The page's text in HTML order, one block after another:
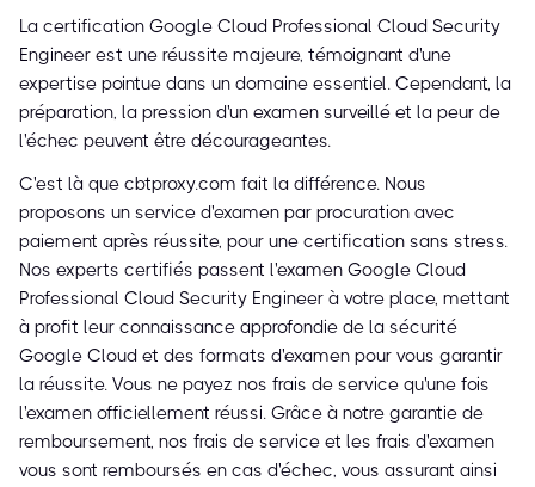
La certification Google Cloud Professional Cloud Security
Engineer est une réussite majeure, témoignant d'une
expertise pointue dans un domaine essentiel. Cependant, la
préparation, la pression d'un examen surveillé et la peur de
l'échec peuvent être décourageantes.
C'est là que cbtproxy.com fait la différence. Nous
proposons un service d'examen par procuration avec
paiement après réussite, pour une certification sans stress.
Nos experts certifiés passent l'examen Google Cloud
Professional Cloud Security Engineer à votre place, mettant
à profit leur connaissance approfondie de la sécurité
Google Cloud et des formats d'examen pour vous garantir
la réussite. Vous ne payez nos frais de service qu'une fois
l'examen officiellement réussi. Grâce à notre garantie de
remboursement, nos frais de service et les frais d'examen
vous sont remboursés en cas d'échec, vous assurant ainsi